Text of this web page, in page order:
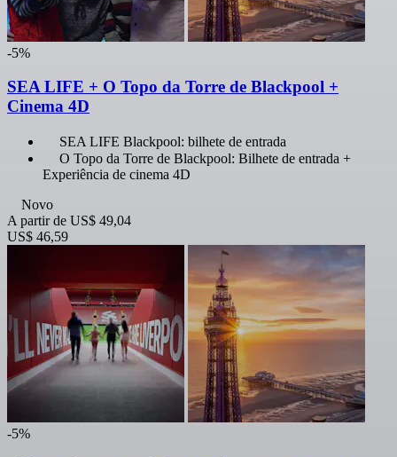
-5%
SEA LIFE + O Topo da Torre de Blackpool +
Cinema 4D
SEA LIFE Blackpool: bilhete de entrada
O Topo da Torre de Blackpool: Bilhete de entrada +
Experiência de cinema 4D
Novo
A partir de US$ 49,04
US$ 46,59
-5%